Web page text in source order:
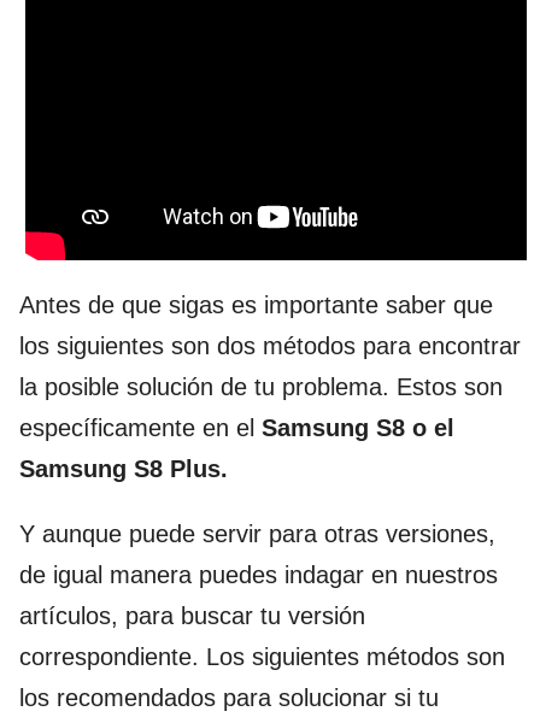
Antes de que sigas es importante saber que
los siguientes son dos métodos para encontrar
la posible solución de tu problema. Estos son
específicamente en el Samsung S8 o el
Samsung S8 Plus.
Y aunque puede servir para otras versiones,
de igual manera puedes indagar en nuestros
artículos, para buscar tu versión
correspondiente. Los siguientes métodos son
los recomendados para solucionar si tu